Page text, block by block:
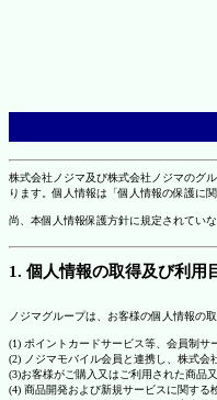
株式会社ノジマ及び株式会社ノジマのグ
ります。個人情報は「個人情報の保護に
尚、本個人情報保護方針に規定されてい
1. 個人情報の取得及び利用
ノジマグループは、お客様の個人情報の
(1) ポイントカードサービス等、会員制サ
(2) ノジマモバイル会員と連携し、株式会
(3)お客様がご購入又はご利用された商品
(4) 商品開発および新規サービスに関する